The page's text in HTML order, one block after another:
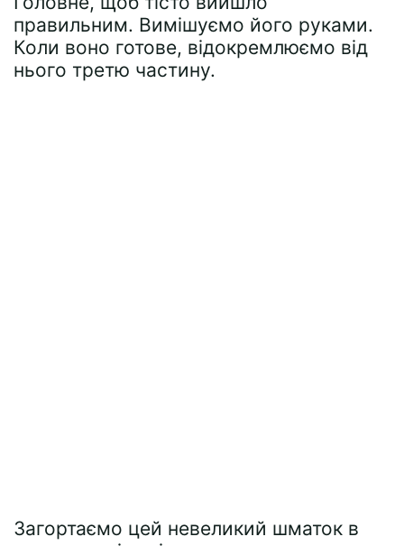
правильним. Вимішуємо його руками.
Коли воно готове, відокремлюємо від
нього третю частину.
Загортаємо цей невеликий шматок в